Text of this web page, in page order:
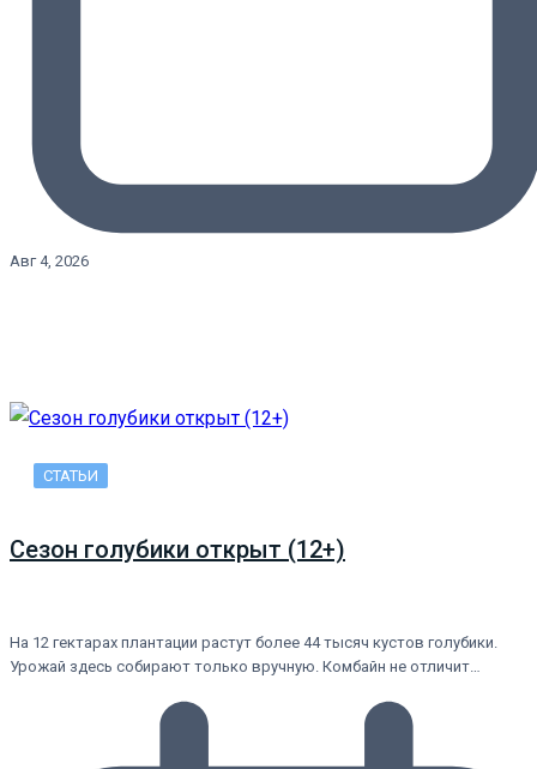
Авг 4, 2026
СТАТЬИ
Сезон голубики открыт (12+)
На 12 гектарах плантации растут более 44 тысяч кустов голубики.
Урожай здесь собирают только вручную. Комбайн не отличит…